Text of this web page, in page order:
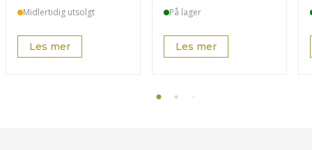
Midlertidig utsolgt
Les mer
På lager
Les mer